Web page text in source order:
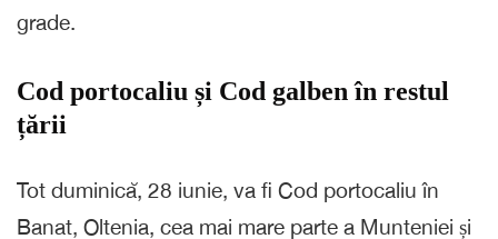
grade.
Cod portocaliu și Cod galben în restul
țării
Tot duminică, 28 iunie, va fi Cod portocaliu în
Banat, Oltenia, cea mai mare parte a Munteniei și